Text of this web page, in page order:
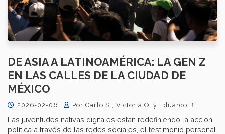
DE ASIA A LATINOAMÉRICA: LA GEN Z
EN LAS CALLES DE LA CIUDAD DE
MÉXICO
2026-02-06 Por Carlo S., Victoria O. y Eduardo B.
Las juventudes nativas digitales están redefiniendo la acción
política a través de las redes sociales, el testimonio personal